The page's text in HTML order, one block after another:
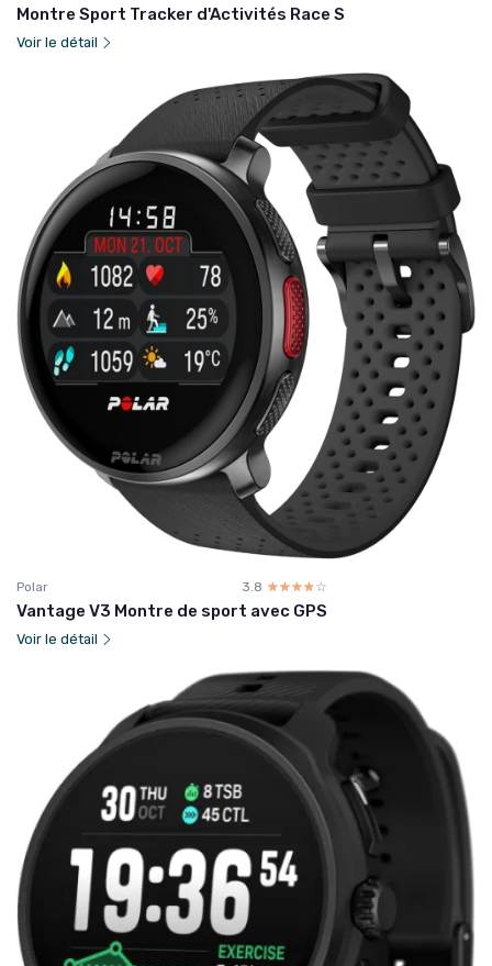
Montre Sport Tracker d'Activités Race S
Voir le détail
Polar 3.8 ☆☆☆☆☆
★★★★★
Vantage V3 Montre de sport avec GPS
Voir le détail